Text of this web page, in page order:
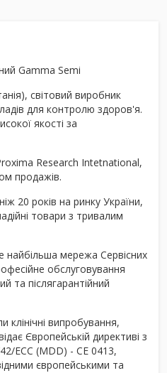
Gamma Semi
світовий виробник
для контролю здоров'я.
якості за
Research Intetnational,
продажів.
20 років на ринку України,
товари з тривалим
найбільша мережа Сервісних
обслуговування
та післягарантійний
випробування,
Європейській директиві з
ЕСС (MDD) - CE 0413,
європейськими та